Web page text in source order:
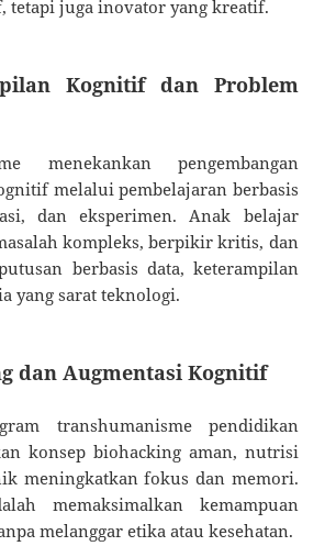
tetapi juga inovator yang kreatif.
Kognitif dan Problem
menekankan pengembangan
melalui pembelajaran berbasis
dan eksperimen. Anak belajar
kompleks, berpikir kritis, dan
berbasis data, keterampilan
yang sarat teknologi.
dan Augmentasi Kognitif
transhumanisme pendidikan
konsep biohacking aman, nutrisi
meningkatkan fokus dan memori.
memaksimalkan kemampuan
melanggar etika atau kesehatan.